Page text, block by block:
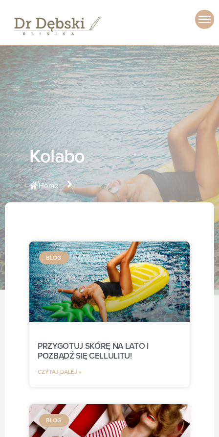
Kolabo
Home
BLOG
PRZYGOTUJ SKÓRĘ NA LATO I
POZBĄDŹ SIĘ CELLULITU!
CZYTAJ DALEJ »
BLOG